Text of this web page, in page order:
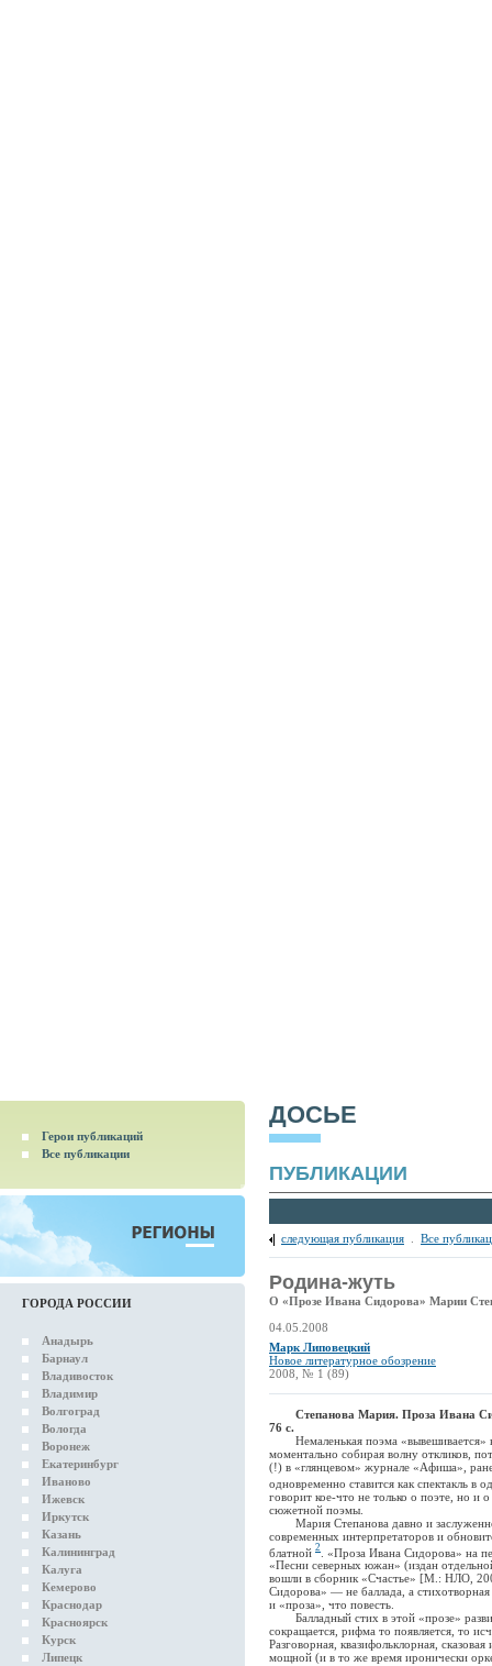
Герои публикаций
Все публикации
ГОРОДА РОССИИ
Анадырь
Барнаул
Владивосток
Владимир
Волгоград
Вологда
Воронеж
Екатеринбург
Иваново
Ижевск
Иркутск
Казань
Калининград
Калуга
Кемерово
Краснодар
Красноярск
Курск
Липецк
ДОСЬЕ
ПУБЛИКАЦИИ
следующая публикация Все
Родина-жуть
О «Прозе Ивана Сидорова» Марии
04.05.2008
Марк Липовецкий
Новое литературное обозрение
2008, № 1 (89)
Степанова Мария. Проза Ивана
76 с.
Немаленькая поэма «вывешивается»
моментально собирая волну откликов,
(!) в «глянцевом» журнале «Афиша»,
одновременно ставится как спектакль
говорит кое-что не только о поэте, но
сюжетной поэмы.
Мария Степанова давно и заслуженно
современных интерпретаторов и
блатной 2
. «Проза Ивана Сидорова» на
«Песни северных южан» (издан
вошли в сборник «Счастье» [М.: НЛО,
Сидорова» — не баллада, а
и «проза», что повесть.
Балладный стих в этой «прозе»
сокращается, рифма то появляется, то
Разговорная, квазифольклорная,
мощной (и в то же время иронически